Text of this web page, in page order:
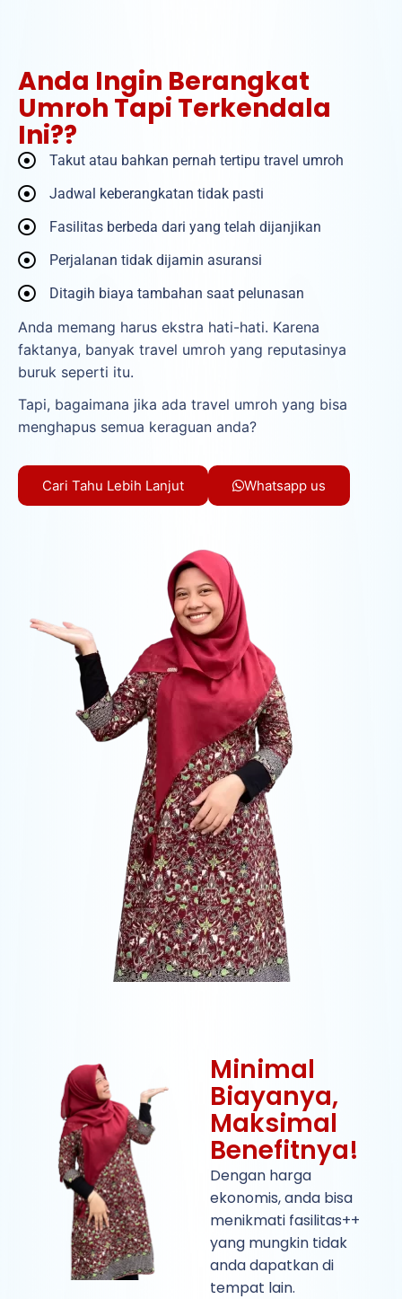
Anda Ingin Berangkat
Umroh Tapi Terkendala
Ini??
Takut atau bahkan pernah tertipu travel umroh
Jadwal keberangkatan tidak pasti
Fasilitas berbeda dari yang telah dijanjikan
Perjalanan tidak dijamin asuransi
Ditagih biaya tambahan saat pelunasan
Anda memang harus ekstra hati-hati. Karena
faktanya, banyak travel umroh yang reputasinya
buruk seperti itu.
Tapi, bagaimana jika ada travel umroh yang bisa
menghapus semua keraguan anda?
Cari Tahu Lebih Lanjut Whatsapp us
Minimal
Biayanya,
Maksimal
Benefitnya!
Dengan harga
ekonomis, anda bisa
menikmati fasilitas++
yang mungkin tidak
anda dapatkan di
tempat lain.